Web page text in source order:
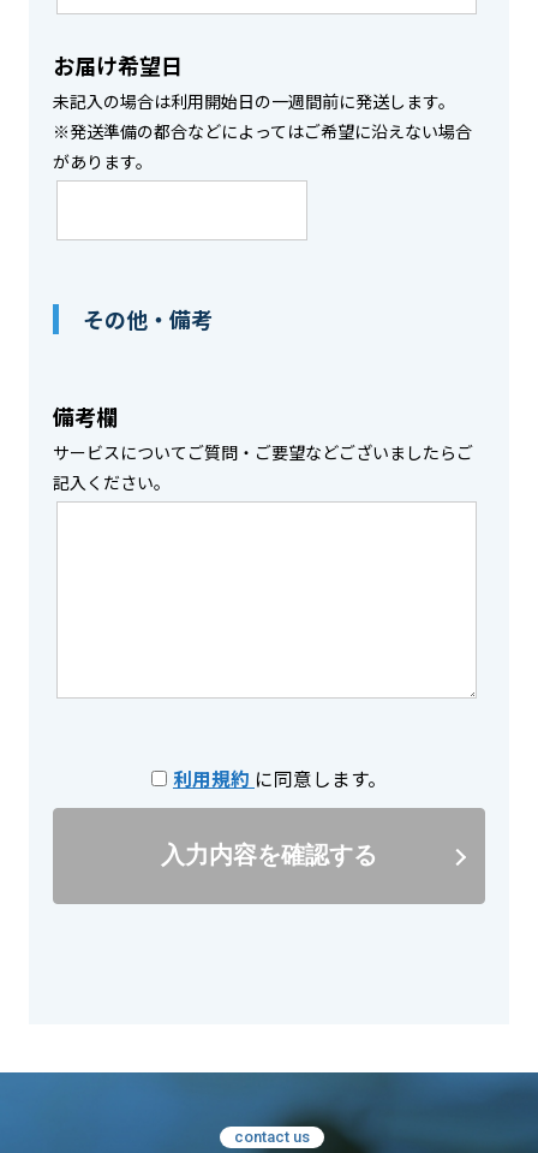
お届け希望日
未記入の場合は利用開始日の一週間前に発送します。
※発送準備の都合などによってはご希望に沿えない場合
があります。
その他・備考
備考欄
サービスについてご質問・ご要望などございましたらご
記入ください。
利用規約 に同意します。
入力内容を確認する
contact us